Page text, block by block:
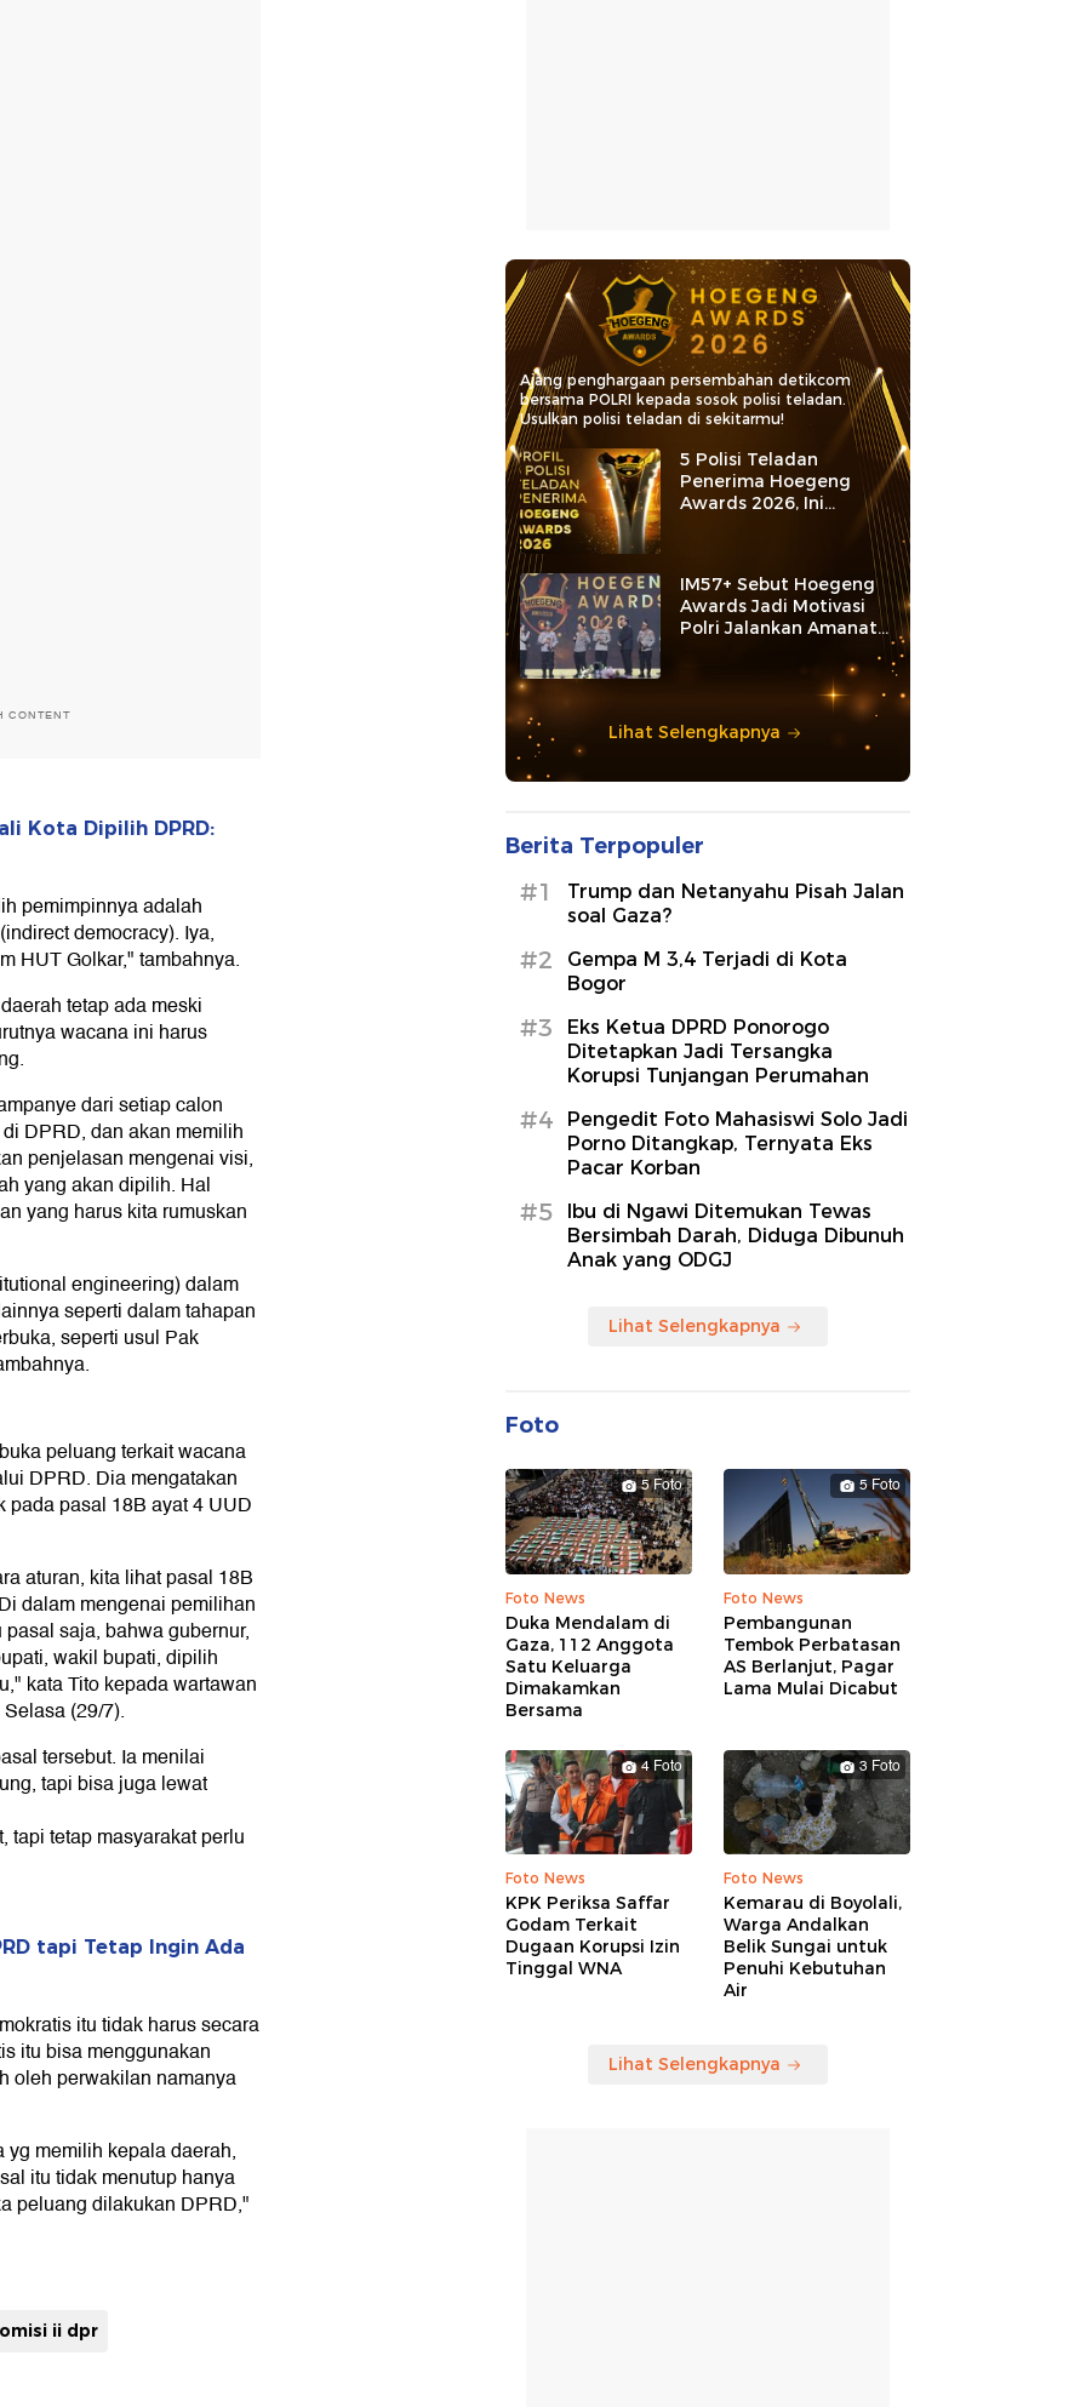
CONTENT
Kota Dipilih DPRD:
pemimpinnya adalah
democracy). Iya,
HUT Golkar," tambahnya.
tetap ada meski
wacana ini harus
dari setiap calon
DPRD, dan akan memilih
penjelasan mengenai visi,
yang akan dipilih. Hal
yang harus kita rumuskan
engineering) dalam
seperti dalam tahapan
seperti usul Pak
peluang terkait wacana
DPRD. Dia mengatakan
pasal 18B ayat 4 UUD
aturan, kita lihat pasal 18B
dalam mengenai pemilihan
saja, bahwa gubernur,
wakil bupati, dipilih
kata Tito kepada wartawan
(29/7).
tersebut. Ia menilai
tapi bisa juga lewat
tapi tetap masyarakat perlu
tapi Tetap Ingin Ada
itu tidak harus secara
itu bisa menggunakan
oleh perwakilan namanya
memilih kepala daerah,
itu tidak menutup hanya
peluang dilakukan DPRD,"
ii dpr
Ajang penghargaan persembahan detikcom
bersama POLRI kepada sosok polisi teladan.
Usulkan polisi teladan di sekitarmu!
5 Polisi Teladan
Penerima Hoegeng
Awards 2026, Ini
Kategori dan Kiprahnya
IM57+ Sebut Hoegeng
Awards Jadi Motivasi
Polri Jalankan Amanat
Lihat Selengkapnya
Berita Terpopuler
#1
Trump dan Netanyahu Pisah Jalan
soal Gaza?
#2
Gempa M 3,4 Terjadi di Kota
Bogor
#3
Eks Ketua DPRD Ponorogo
Ditetapkan Jadi Tersangka
Korupsi Tunjangan Perumahan
#4
Pengedit Foto Mahasiswi Solo Jadi
Porno Ditangkap, Ternyata Eks
Pacar Korban
#5
Ibu di Ngawi Ditemukan Tewas
Bersimbah Darah, Diduga Dibunuh
Anak yang ODGJ
Lihat Selengkapnya
Foto
5 Foto
Foto News
Duka Mendalam di
Gaza, 112 Anggota
Satu Keluarga
Dimakamkan
Bersama
5 Foto
Foto News
Pembangunan
Tembok Perbatasan
AS Berlanjut, Pagar
Lama Mulai Dicabut
4 Foto
Foto News
KPK Periksa Saffar
Godam Terkait
Dugaan Korupsi Izin
Tinggal WNA
3 Foto
Foto News
Kemarau di Boyolali,
Warga Andalkan
Belik Sungai untuk
Penuhi Kebutuhan
Air
Lihat Selengkapnya